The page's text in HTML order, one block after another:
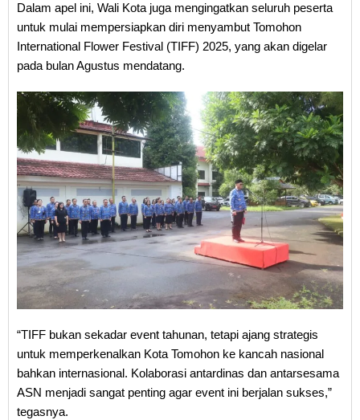
Dalam apel ini, Wali Kota juga mengingatkan seluruh peserta
untuk mulai mempersiapkan diri menyambut Tomohon
International Flower Festival (TIFF) 2025, yang akan digelar
pada bulan Agustus mendatang.
“TIFF bukan sekadar event tahunan, tetapi ajang strategis
untuk memperkenalkan Kota Tomohon ke kancah nasional
bahkan internasional. Kolaborasi antardinas dan antarsesama
ASN menjadi sangat penting agar event ini berjalan sukses,”
tegasnya.